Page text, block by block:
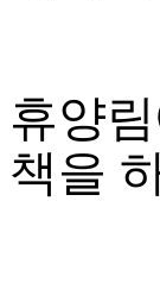
휴양
책을